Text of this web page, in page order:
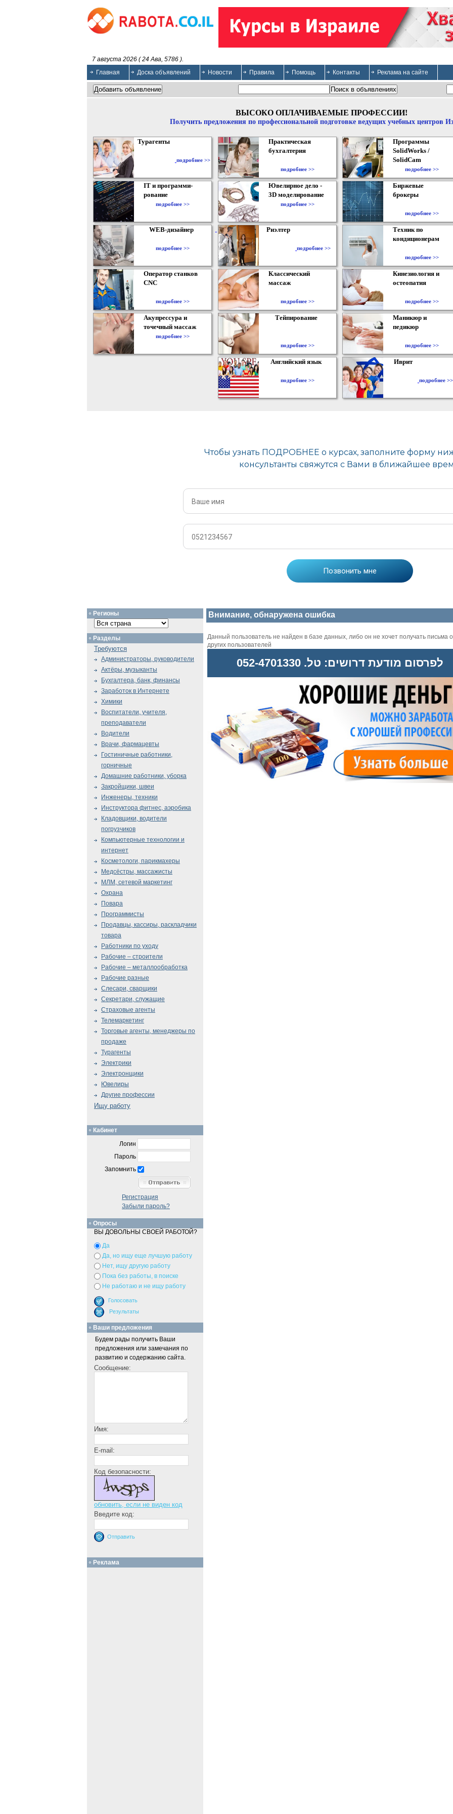
7 августа 2026 ( 24 Ава, 5786 ).
Главная
Доска объявлений Новости Правила Помощь Контакты Реклама на сайте
ВЫСОКО ОПЛАЧИВАЕМЫЕ ПРОФЕССИИ!
Получить предложения по профессиональной подготовке ведущих учебных центров
Турагенты
подробнее >>
Практическая
бухгалтерия
подробнее >>
Программы
SolidWorks /
SolidCam
подробнее >>
IT и программи-
рование
подробнее >>
Ювелирное дело -
3D моделирование
подробнее >>
Биржевые
брокеры
подробнее >>
WEB-дизайнер
подробнее >>
Риэлтер
подробнее >>
Техник по
кондиционерам
подробнее >>
Оператор станков
CNC
подробнее >>
Классический
массаж
подробнее >>
Кинезиология и
остеопатия
подробнее >>
Акупрессура и
точечный массаж
подробнее >>
Тейпирование
подробнее >>
Маникюр и
педикюр
подробнее >>
Английский язык
подробнее >>
Иврит
подробнее >>
Внимание, обнаружена ошибка
Данный пользователь не найден в базе данных, либо он не хочет получать письма
других пользователей
לפרסום מודעת דרושים: טל. 052-4701330
Регионы
Разделы
Требуются
Администраторы, руководители
Актёры, музыканты
Бухгалтера, банк, финансы
Заработок в Интернете
Химики
Воспитатели, учителя,
преподаватели
Водители
Врачи, фармацевты
Гостиничные работники,
горничные
Домашние работники, уборка
Закройщики, швеи
Инженеры, техники
Инструктора фитнес, аэробика
Кладовщики, водители
погрузчиков
Компьютерные технологии и
интернет
Косметологи, парикмахеры
Медсёстры, массажисты
МЛМ, сетевой маркетинг
Охрана
Повара
Программисты
Продавцы, кассиры, раскладчики
товара
Работники по уходу
Рабочие – строители
Рабочие – металлообработка
Рабочие разные
Слесари, сварщики
Секретари, служащие
Страховые агенты
Телемаркетинг
Торговые агенты, менеджеры по
продаже
Турагенты
Электрики
Электронщики
Ювелиры
Другие профессии
Ищу работу
Кабинет
Логин
Пароль
Запомнить
Регистрация
Забыли пароль?
Опросы
ВЫ ДОВОЛЬНЫ СВОЕЙ РАБОТОЙ?
Да
Да, но ищу еще лучшую работу
Нет, ищу другую работу
Пока без работы, в поиске
Не работаю и не ищу работу
Ваши предложения
Будем рады получить Ваши
предложения или замечания по
развитию и содержанию сайта.
Сообщение:
Имя:
E-mail:
Код безопасности:
обновить, если не виден код
Введите код:
Реклама